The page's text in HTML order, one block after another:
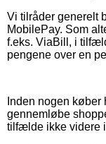
Vi tilråder generelt
MobilePay. Som
f.eks. ViaBill, i
pengene over en
Inden nogen
gennemløbe
tilfælde ikke videre